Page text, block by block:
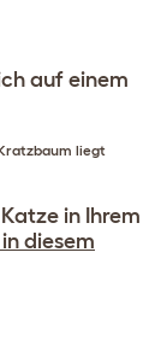
liegt
in Ihrem
in diesem